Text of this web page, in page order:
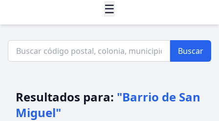
☰
Buscar
Resultados para: "Barrio de San
Miguel"